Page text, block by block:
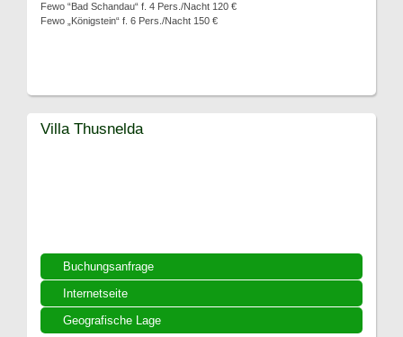
Fewo “Bad Schandau“ f. 4 Pers./Nacht 120 €
Fewo „Königstein“ f. 6 Pers./Nacht 150 €
Buchungsanfrage
Internetseite
Geografische Lage
Villa Thusnelda